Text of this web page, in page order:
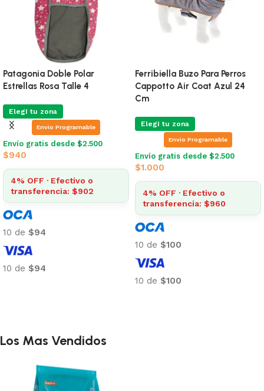
Patagonia Doble Polar
Estrellas Rosa Talle 4
Elegí tu zona
Envio Programable
Envío gratis desde $2.500
$940
4% OFF · Efectivo o
transferencia: $902
10 de $94
10 de $94
Ferribiella Buzo Para Perros
Cappotto Air Coat Azul 24
Cm
Elegí tu zona
Envio Programable
Envío gratis desde $2.500
$1.000
4% OFF · Efectivo o
transferencia: $960
10 de $100
10 de $100
Los Mas Vendidos